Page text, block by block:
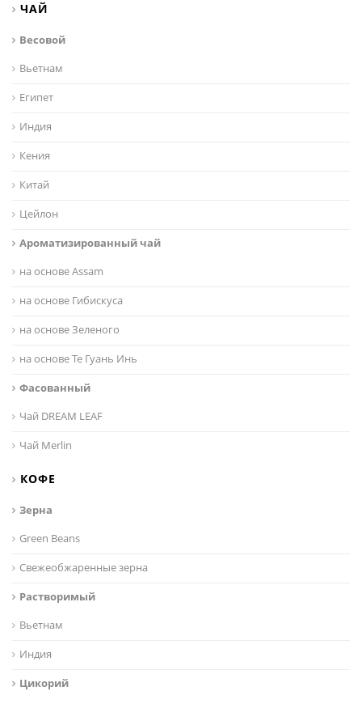
ЧАЙ
Весовой
Вьетнам
Египет
Индия
Кения
Китай
Цейлон
Ароматизированный чай
на основе Assam
на основе Гибискуса
на основе Зеленого
на основе Те Гуань Инь
Фасованный
Чай DREAM LEAF
Чай Merlin
КОФЕ
Зерна
Green Beans
Свежеобжаренные зерна
Растворимый
Вьетнам
Индия
Цикорий